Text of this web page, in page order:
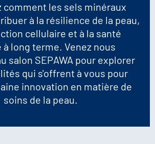
comment les sels minéraux
à la résilience de la peau,
cellulaire et à la santé
à long terme. Venez nous
salon SEPAWA pour explorer
qui s'offrent à vous pour
innovation en matière de
soins de la peau.